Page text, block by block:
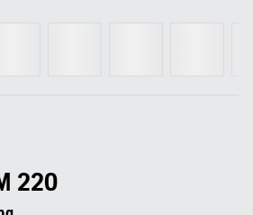
220